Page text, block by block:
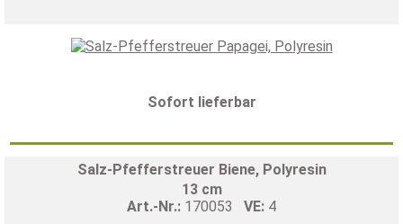
Sofort lieferbar
Salz-Pfefferstreuer Biene, Polyresin
13 cm
Art.-Nr.: 170053 VE: 4